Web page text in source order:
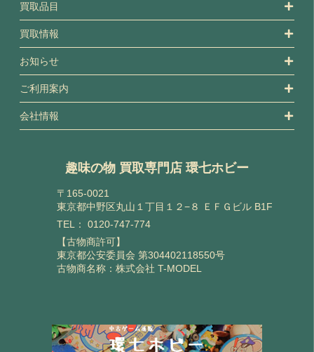
買取品目
買取情報
お知らせ
ご利用案内
会社情報
趣味の物 買取専門店 環七ホビー
〒165-0021
東京都中野区丸山１丁目１２−８ ＥＦＧビル B1F
TEL： 0120-747-774
【古物商許可】
東京都公安委員会 第304402118550号
古物商名称：株式会社 T-MODEL